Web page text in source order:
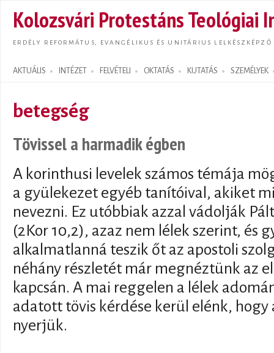
Kolozsvári Protestáns Teológiai
ERDÉLY REFORMÁTUS, EVANGÉLIKUS ÉS UNITÁRIUS LELKÉSZKÉPZŐ
AKTUÁLIS INTÉZET FELVÉTELI OKTATÁS KUTATÁS SZEMÉLYEK
Search form
betegség
Tövissel a harmadik égben
A korinthusi levelek számos témája
a gyülekezet egyéb tanítóival, akiket
nevezni. Ez utóbbiak azzal vádolják
(2Kor 10,2), azaz nem lélek szerint, és
alkalmatlanná teszik őt az apostoli
néhány részletét már megnéztünk az
kapcsán. A mai reggelen a lélek
adatott tövis kérdése kerül elénk,
nyerjük.